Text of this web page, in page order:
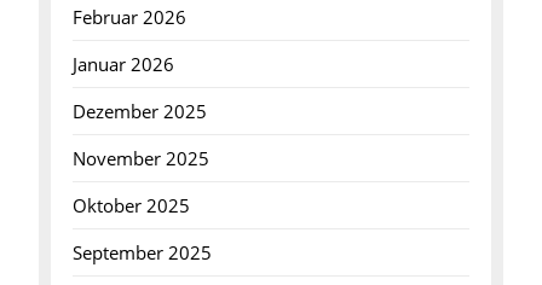
Februar 2026
Januar 2026
Dezember 2025
November 2025
Oktober 2025
September 2025